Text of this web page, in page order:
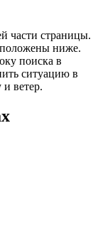
части страницы.
ниже.
поиска в
ситуацию в
ветер.